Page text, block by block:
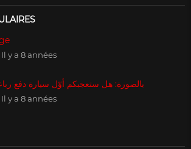
y a 8 années
بالصورة: هل ستعجبكم أوّل سيارة دفع
y a 8 années